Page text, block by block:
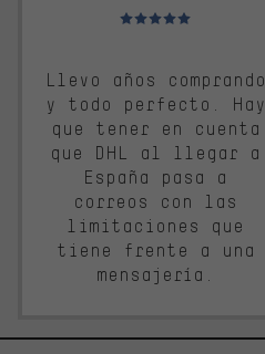
Valoración media: 5 de 5
Llevo años comprando
y todo perfecto. Hay
que tener en cuenta
que DHL al llegar a
España pasa a
correos con las
limitaciones que
tiene frente a una
mensajería.